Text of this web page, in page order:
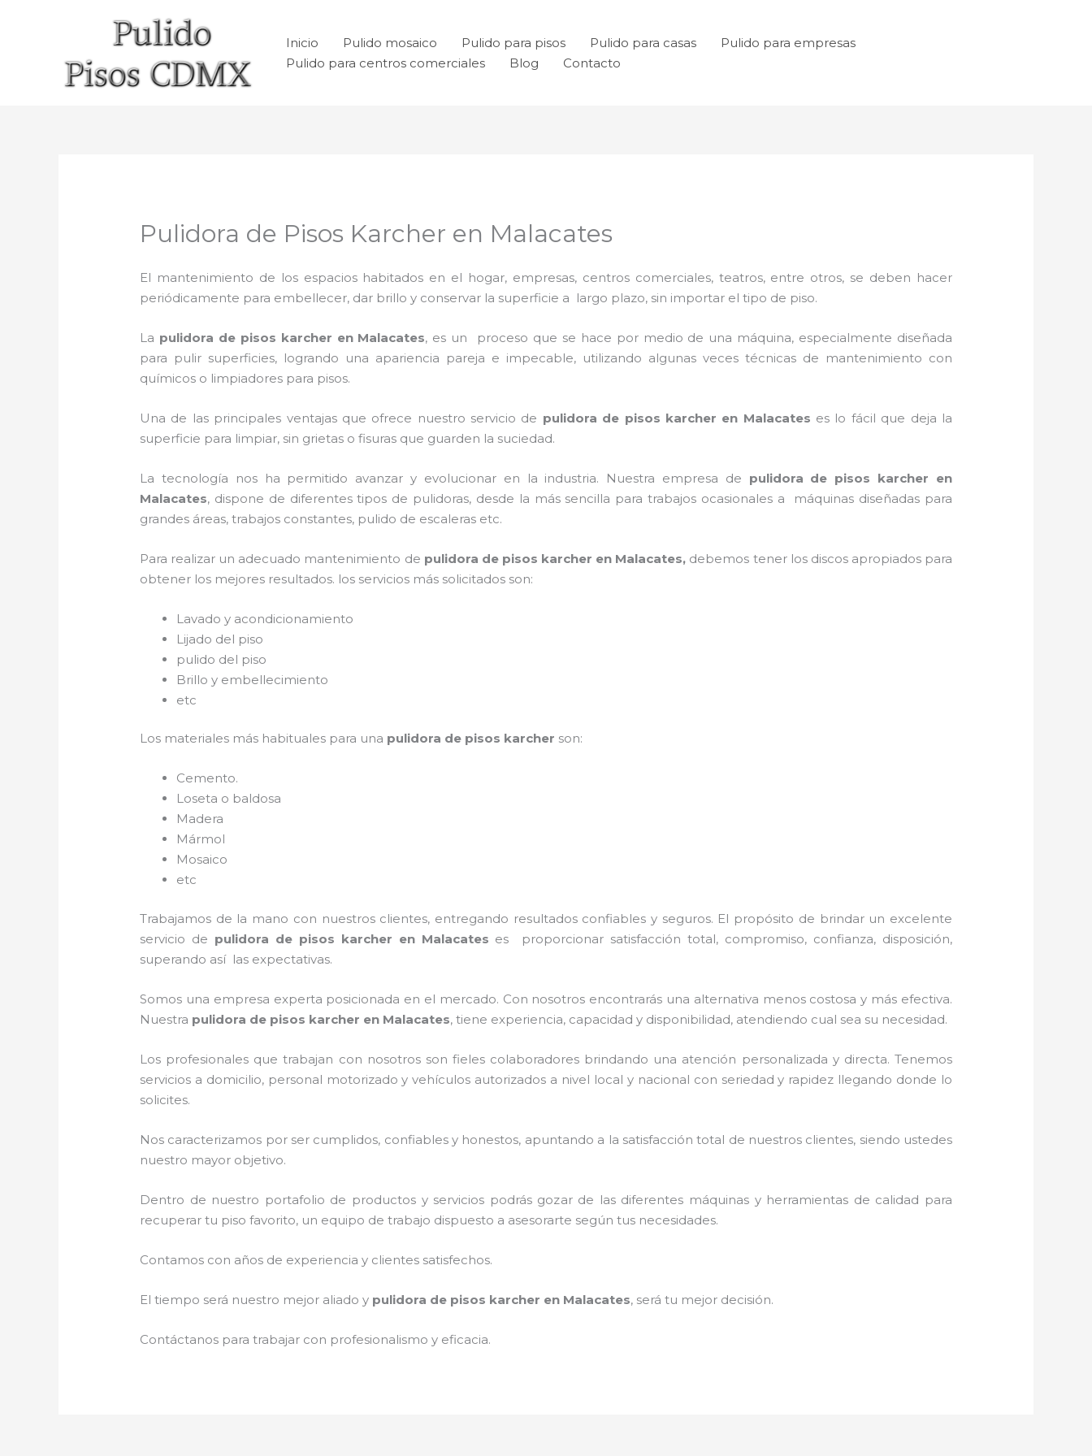
Inicio Pulido mosaico Pulido para pisos Pulido para casas
Pulido para empresas
Pulido para centros comerciales
Blog Contacto
Pulidora de Pisos Karcher en Malacates
El mantenimiento de los espacios habitados en el hogar, empresas, centros comerciales, teatros, entre otros, se deben hacer
periódicamente para embellecer, dar brillo y conservar la superficie a largo plazo, sin importar el tipo de piso.
La pulidora de pisos karcher en Malacates, es un proceso que se hace por medio de una máquina, especialmente diseñada
para pulir superficies, logrando una apariencia pareja e impecable, utilizando algunas veces técnicas de mantenimiento con
químicos o limpiadores para pisos.
Una de las principales ventajas que ofrece nuestro servicio de pulidora de pisos karcher en Malacates es lo fácil que deja la
superficie para limpiar, sin grietas o fisuras que guarden la suciedad.
La tecnología nos ha permitido avanzar y evolucionar en la industria. Nuestra empresa de pulidora de pisos karcher en
Malacates, dispone de diferentes tipos de pulidoras, desde la más sencilla para trabajos ocasionales a máquinas diseñadas para
grandes áreas, trabajos constantes, pulido de escaleras etc.
Para realizar un adecuado mantenimiento de pulidora de pisos karcher en Malacates, debemos tener los discos apropiados para
obtener los mejores resultados. los servicios más solicitados son:
Lavado y acondicionamiento
Lijado del piso
pulido del piso
Brillo y embellecimiento
etc
Los materiales más habituales para una pulidora de pisos karcher son:
Cemento.
Loseta o baldosa
Madera
Mármol
Mosaico
etc
Trabajamos de la mano con nuestros clientes, entregando resultados confiables y seguros. El propósito de brindar un excelente
servicio de pulidora de pisos karcher en Malacates es proporcionar satisfacción total, compromiso, confianza, disposición,
superando así las expectativas.
Somos una empresa experta posicionada en el mercado. Con nosotros encontrarás una alternativa menos costosa y más efectiva.
Nuestra pulidora de pisos karcher en Malacates, tiene experiencia, capacidad y disponibilidad, atendiendo cual sea su necesidad.
Los profesionales que trabajan con nosotros son fieles colaboradores brindando una atención personalizada y directa. Tenemos
servicios a domicilio, personal motorizado y vehículos autorizados a nivel local y nacional con seriedad y rapidez llegando donde lo
solicites.
Nos caracterizamos por ser cumplidos, confiables y honestos, apuntando a la satisfacción total de nuestros clientes, siendo ustedes
nuestro mayor objetivo.
Dentro de nuestro portafolio de productos y servicios podrás gozar de las diferentes máquinas y herramientas de calidad para
recuperar tu piso favorito, un equipo de trabajo dispuesto a asesorarte según tus necesidades.
Contamos con años de experiencia y clientes satisfechos.
El tiempo será nuestro mejor aliado y pulidora de pisos karcher en Malacates, será tu mejor decisión.
Contáctanos para trabajar con profesionalismo y eficacia.